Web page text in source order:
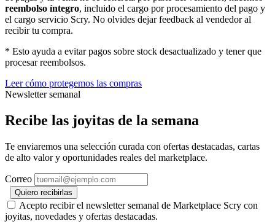
reembolso íntegro, incluido el cargo por procesamiento del pago y
el cargo servicio Scry. No olvides dejar feedback al vendedor al
recibir tu compra.
* Esto ayuda a evitar pagos sobre stock desactualizado y tener que
procesar reembolsos.
Leer cómo protegemos las compras
Newsletter semanal
Recibe las joyitas de la semana
Te enviaremos una selección curada con ofertas destacadas, cartas
de alto valor y oportunidades reales del marketplace.
Correo
Quiero recibirlas
Acepto recibir el newsletter semanal de Marketplace Scry con
joyitas, novedades y ofertas destacadas.